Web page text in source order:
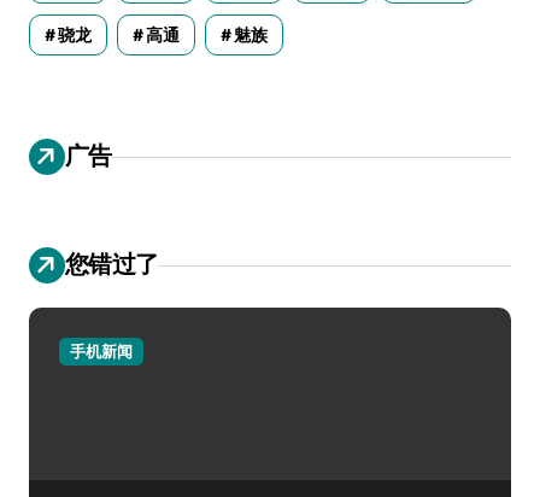
骁龙 高通 魅族
广告
您错过了
手机新闻